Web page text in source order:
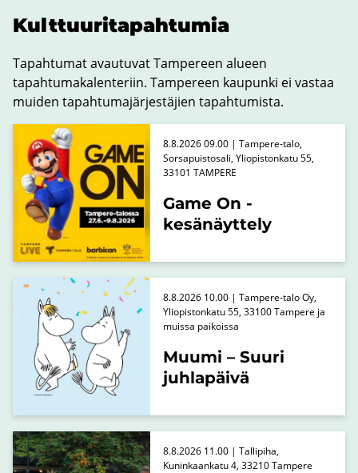
Kult­tuu­ri­ta­pah­tu­mia
Tapahtumat avautuvat Tampereen alueen
tapahtumakalenteriin. Tampereen kaupunki ei vastaa
muiden tapahtumajärjestäjien tapahtumista.
Game On -
kesänäyttely
8.8.2026 09.00 | Tampere-talo,
Sorsapuistosali, Yliopistonkatu 55,
33101 TAMPERE
Muumi – Suuri
juhlapäivä
8.8.2026 10.00 | Tampere-talo Oy,
Yliopistonkatu 55, 33100 Tampere ja
muissa paikoissa
8.8.2026 11.00 | Tallipiha,
Kuninkaankatu 4, 33210 Tampere